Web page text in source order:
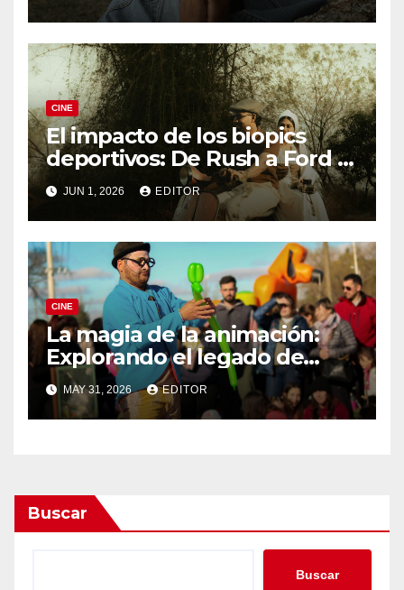
CINE
El impacto de los biopics
deportivos: De Rush a Ford v
Ferrari
JUN 1, 2026 EDITOR
CINE
La magia de la animación:
Explorando el legado de
DreamWorks
MAY 31, 2026 EDITOR
Buscar
Buscar